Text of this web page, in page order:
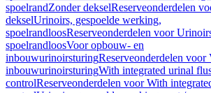
spoelrandZonder dekselReserveonderdelen
dekselUrinoirs, gespoelde werking,
spoelrandloosReserveonderdelen voor
spoelrandloosVoor opbouw- en
inbouwurinoirsturingReserveonderdelen voor
inbouwurinoirsturingWith integrated urinal
controlReserveonderdelen voor With